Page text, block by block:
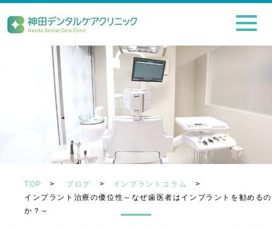
TOP > ブログ > インプラントコラム
>
インプラント治療の優位性～なぜ歯医者はインプラントを勧めるの
か？～